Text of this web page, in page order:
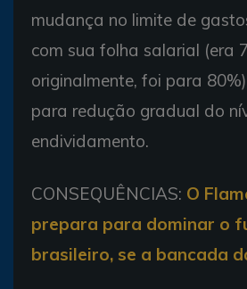
mudança no limite de
com sua folha salarial (era
originalmente, foi para
para redução gradual do
endividamento.
CONSEQUÊNCIAS: O
prepara para dominar o
brasileiro, se a bancada